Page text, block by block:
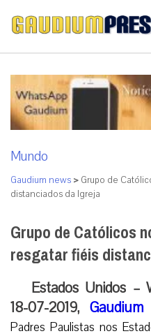
Mundo
Gaudium news > Grupo de
distanciados da Igreja
Grupo de Católicos
resgatar fiéis
Estados Unidos –
18-07-2019,
Padres Paulistas nos